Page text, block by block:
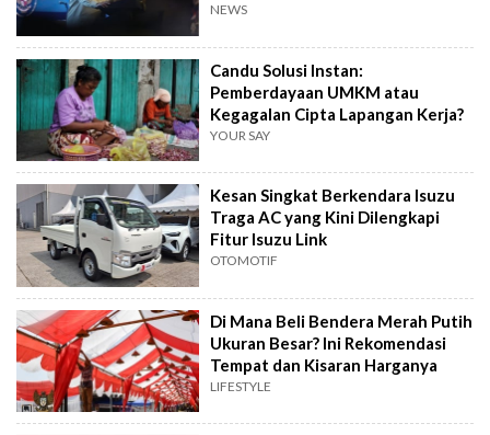
NEWS
Candu Solusi Instan:
Pemberdayaan UMKM atau
Kegagalan Cipta Lapangan Kerja?
YOUR SAY
Kesan Singkat Berkendara Isuzu
Traga AC yang Kini Dilengkapi
Fitur Isuzu Link
OTOMOTIF
Di Mana Beli Bendera Merah Putih
Ukuran Besar? Ini Rekomendasi
Tempat dan Kisaran Harganya
LIFESTYLE